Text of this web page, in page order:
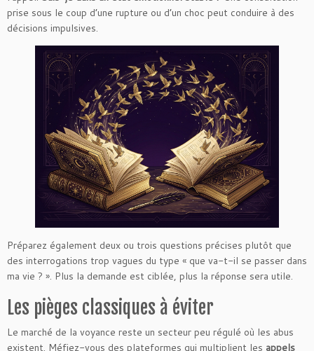
prise sous le coup d’une rupture ou d’un choc peut conduire à des
décisions impulsives.
Préparez également deux ou trois questions précises plutôt que
des interrogations trop vagues du type « que va-t-il se passer dans
ma vie ? ». Plus la demande est ciblée, plus la réponse sera utile.
Les pièges classiques à éviter
Le marché de la voyance reste un secteur peu régulé où les abus
existent. Méfiez-vous des plateformes qui multiplient les appels